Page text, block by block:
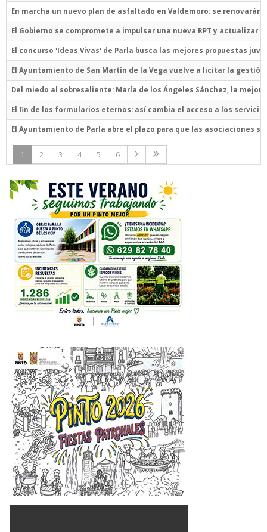
En marcha un nuevo plan de asfaltado en Valdemoro: se renovarán
El Gobierno se compromete a impulsar una nueva RPT y
El concurso 'Ideas Vivas' de Parla busca las mejores propuestas
El Ayuntamiento de San Martín de la Vega vuelve a licitar la
Del miedo al sobresaliente: María de los Ángeles Sánchez, la mejor
El fin de los formularios eternos: así cambia el acceso a los
El Ayuntamiento de Parla abre el plazo para que las asociaciones
1 2 3 4 5 6